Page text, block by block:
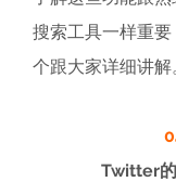
搜索工具一样重
个跟大家详细讲解
Twitter